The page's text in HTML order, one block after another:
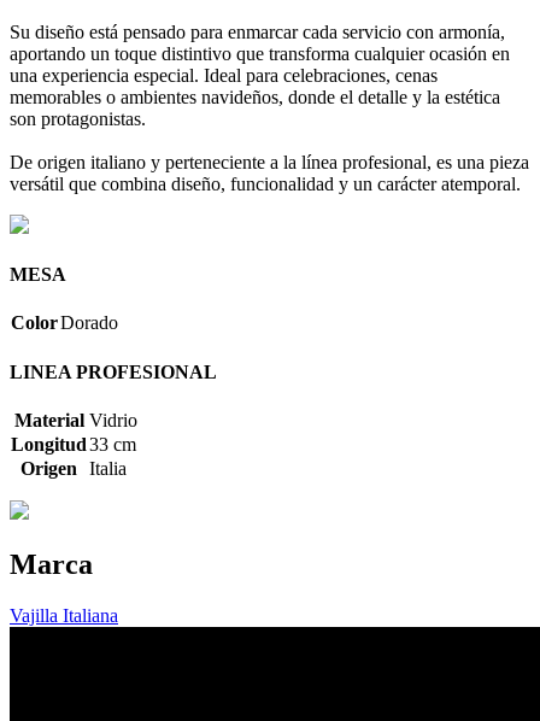
Su diseño está pensado para enmarcar cada servicio con armonía,
aportando un toque distintivo que transforma cualquier ocasión en
una experiencia especial. Ideal para celebraciones, cenas
memorables o ambientes navideños, donde el detalle y la estética
son protagonistas.
De origen italiano y perteneciente a la línea profesional, es una pieza
versátil que combina diseño, funcionalidad y un carácter atemporal.
MESA
ColorDorado
LINEA PROFESIONAL
Material Vidrio
Longitud33 cm
Origen
Italia
Marca
Vajilla Italiana